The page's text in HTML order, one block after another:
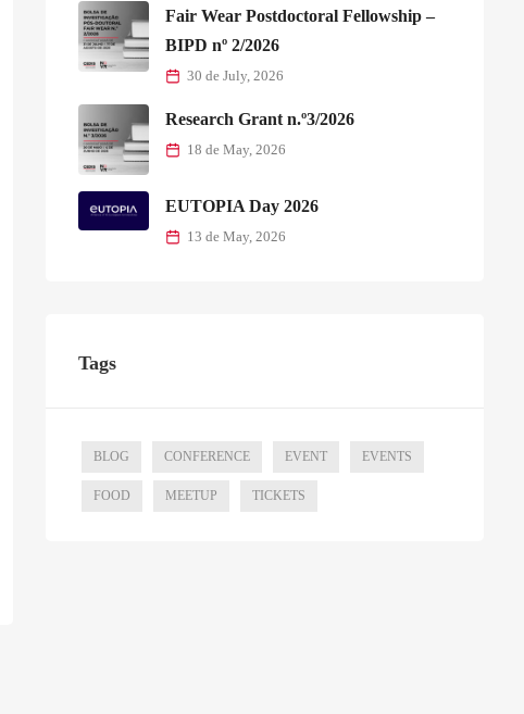
Fair Wear Postdoctoral Fellowship –
BIPD nº 2/2026
30 de July, 2026
Research Grant n.º3/2026
18 de May, 2026
EUTOPIA Day 2026
13 de May, 2026
Tags
BLOG CONFERENCE EVENT EVENTS
FOOD MEETUP TICKETS